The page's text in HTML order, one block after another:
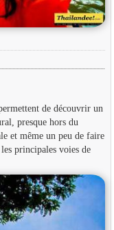
de découvrir un
presque hors du
et même un peu de faire
principales voies de